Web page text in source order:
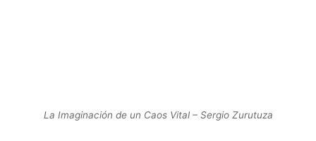
La Imaginación de un Caos Vital – Sergio Zurutuza